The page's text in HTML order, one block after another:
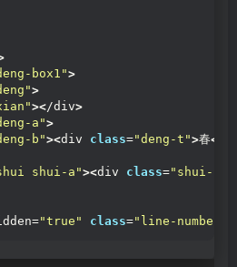
box1">
>
></div>
a">
b"><div class="deng-t">春<
shui-a"><div class="shui-c"
"true" class="line-numbers-